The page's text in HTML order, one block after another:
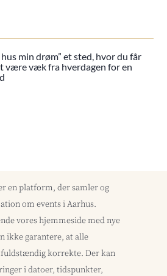
min drøm” et sted, hvor du får
være væk fra hverdagen for en
en platform, der samler og
om events i Aarhus.
vores hjemmeside med nye
ikke garantere, at alle
korrekte. Der kan
i datoer, tidspunkter,